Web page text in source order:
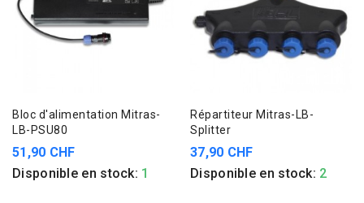
Bloc d'alimentation Mitras-
LB-PSU80
51,90 CHF
Disponible en stock: 1
Répartiteur Mitras-LB-
Splitter
37,90 CHF
Disponible en stock: 2